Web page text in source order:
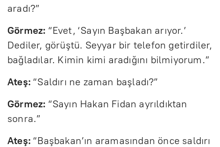
aradı?”
Görmez: “Evet, ‘Sayın Başbakan arıyor.’
Dediler, görüştü. Seyyar bir telefon getirdiler,
bağladılar. Kimin kimi aradığını bilmiyorum.”
Ateş: “Saldırı ne zaman başladı?”
Görmez: “Sayın Hakan Fidan ayrıldıktan
sonra.”
Ateş: “Başbakan’ın aramasından önce saldırı